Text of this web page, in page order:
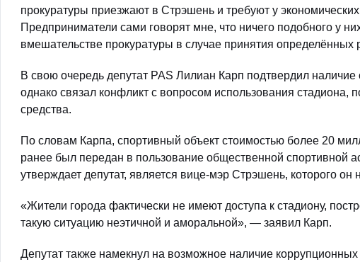
прокуратуры приезжают в Стрэшень и требуют у
Предприниматели сами говорят мне, что ничего подобного у
вмешательстве прокуратуры в случае принятия
В свою очередь депутат PAS Лилиан Карп подтвердил наличие
однако связал конфликт с вопросом использования стадиона,
средства.
По словам Карпа, спортивный объект стоимостью более 20
ранее был передан в пользование общественной спортивной
утверждает депутат, является вице-мэр Стрэшень, которого
«Жители города фактически не имеют доступа к стадиону,
такую ситуацию неэтичной и аморальной», — заявил Карп.
Депутат также намекнул на возможное наличие